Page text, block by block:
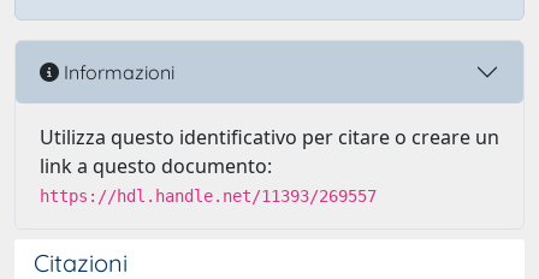
Informazioni
Utilizza questo identificativo per citare o creare un
link a questo documento:
https://hdl.handle.net/11393/269557
Citazioni